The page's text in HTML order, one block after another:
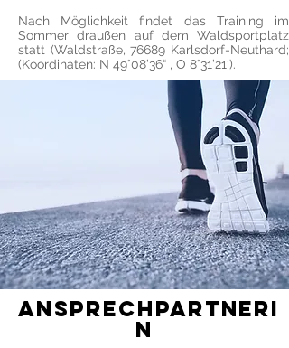
Nach Möglichkeit findet das Training im
Sommer draußen auf dem Waldsportplatz
statt (Waldstraße, 76689 Karlsdorf-Neuthard;
(Koordinaten: N 49°08’36“ , O 8°31’21‘).
Ansprechpartneri
n